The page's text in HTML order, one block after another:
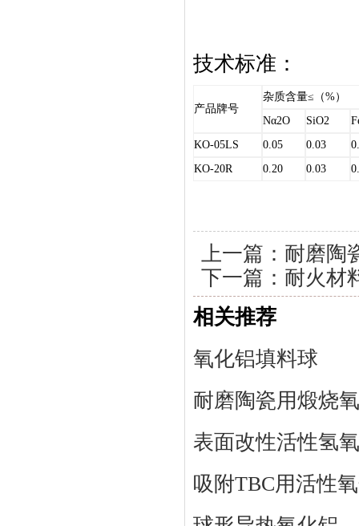
技术标准：
产品牌号
杂质含量≤ （%）
Nα2O
SiO2
KO-05LS
0.05 0.03
KO-20R
0.20 0.03
上一篇： 耐磨陶
下一篇： 耐火材
相关推荐
氧化铝填料球
耐磨陶瓷用煅烧
表面改性活性氢
吸附TBC用活性